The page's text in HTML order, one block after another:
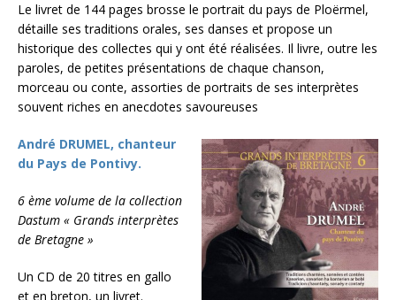
Le livret de 144 pages brosse le portrait du pays de Ploërmel,
détaille ses traditions orales, ses danses et propose un
historique des collectes qui y ont été réalisées. Il livre, outre les
paroles, de petites présentations de chaque chanson,
morceau ou conte, assorties de portraits de ses interprètes
souvent riches en anecdotes savoureuses
André DRUMEL, chanteur
du Pays de Pontivy.
6 ème volume de la collection
Dastum « Grands interprètes
de Bretagne »
Un CD de 20 titres en gallo
et en breton, un livret.